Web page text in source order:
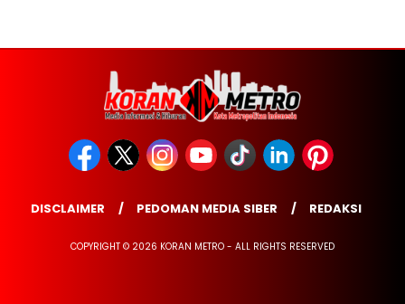
DISCLAIMER PEDOMAN MEDIA SIBER REDAKSI
COPYRIGHT © 2026 KORAN METRO - ALL RIGHTS RESERVED